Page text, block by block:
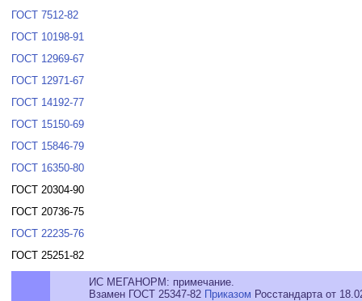
ГОСТ 7512-82
ГОСТ 10198-91
ГОСТ 12969-67
ГОСТ 12971-67
ГОСТ 14192-77
ГОСТ 15150-69
ГОСТ 15846-79
ГОСТ 16350-80
ГОСТ 20304-90
ГОСТ 20736-75
ГОСТ 22235-76
ГОСТ 25251-82
ИС МЕГАНОРМ: примечание.
Взамен ГОСТ 25347-82 Приказом Росстандарта от